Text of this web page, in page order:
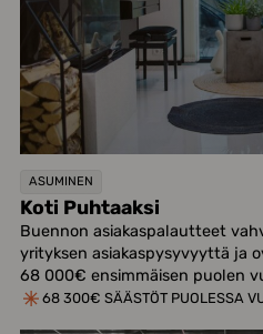
ASUMINEN
Koti Puhtaaksi
Buennon asiakaspalautteet
yrityksen asiakaspysyvyyttä ja
68 000€ ensimmäisen puolen
68 300€ SÄÄSTÖT PUOLESSA